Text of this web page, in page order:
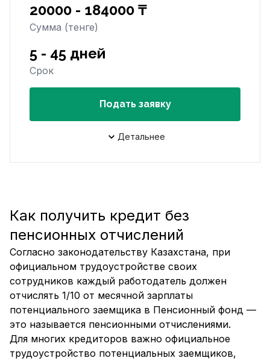
20000 - 184000 ₸
Сумма (тенге)
5 - 45 дней
Срок
Подать заявку
Детальнее
Как получить кредит без
пенсионных отчислений
Согласно законодательству Казахстана, при
официальном трудоустройстве своих
сотрудников каждый работодатель должен
отчислять 1/10 от месячной зарплаты
потенциального заемщика в Пенсионный фонд —
это называется пенсионными отчислениями.
Для многих кредиторов важно официальное
трудоустройство потенциальных заемщиков,